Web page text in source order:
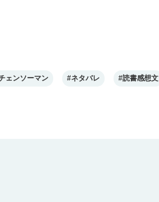
ェンソーマン #ネタバレ #読書感想文